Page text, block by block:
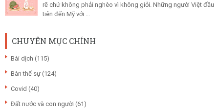
rẽ chứ không phải nghèo vì không giỏi. Những người Việt đầu
tiên đến Mỹ với ...
CHUYÊN MỤC CHÍNH
Bài dịch (115)
Bàn thế sự (124)
Covid (40)
Đất nước và con người (61)